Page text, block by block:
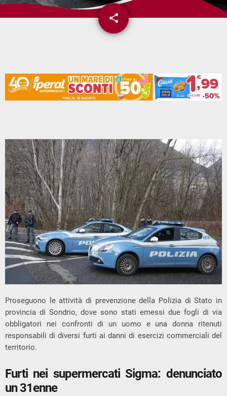
share
email
Proseguono le attività di prevenzione della Polizia di Stato in
provincia di Sondrio, dove sono stati emessi due fogli di via
obbligatori nei confronti di un uomo e una donna ritenuti
responsabili di diversi furti ai danni di esercizi commerciali del
territorio.
Furti nei supermercati Sigma: denunciato
un 31enne